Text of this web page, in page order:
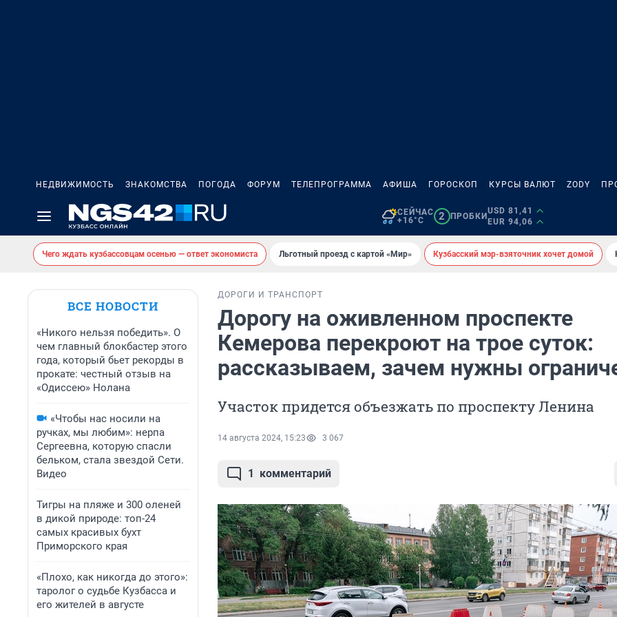
НЕДВИЖИМОСТЬ ЗНАКОМСТВА ПОГОДА ФОРУМ ТЕЛЕПРОГРАММА АФИША ГОРОСКОП КУРСЫ ВАЛЮТ ZODY
СЕЙЧАС
+16°C
2 ПРОБКИ
USD 81,41
EUR 94,06
Чего ждать кузбассовцам осенью — ответ экономиста Льготный проезд с картой «Мир» Кузбасский мэр-взяточник хочет домой
ВСЕ НОВОСТИ
«Никого нельзя победить». О
чем главный блокбастер этого
года, который бьет рекорды в
прокате: честный отзыв на
«Одиссею» Нолана
«Чтобы нас носили на
ручках, мы любим»: нерпа
Сергеевна, которую спасли
бельком, стала звездой Сети.
Видео
Тигры на пляже и 300 оленей
в дикой природе: топ-24
самых красивых бухт
Приморского края
«Плохо, как никогда до этого»:
таролог о судьбе Кузбасса и
его жителей в августе
ДОРОГИ И ТРАНСПОРТ
Дорогу на оживленном проспекте
Кемерова перекроют на трое суток:
рассказываем, зачем нужны
Участок придется объезжать по проспекту Ленина
14 августа 2024, 15:23 3 067
1 комментарий